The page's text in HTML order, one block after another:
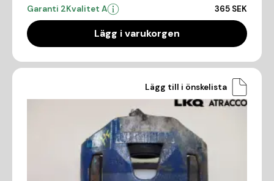
Garanti 2Kvalitet A 365 SEK
Lägg i varukorgen
Lägg till i önskelista